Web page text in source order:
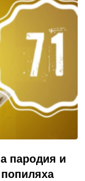
пародия и